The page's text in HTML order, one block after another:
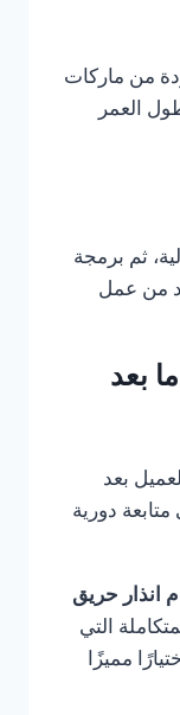
من ماركات
العمر
ثم برمجة
من عمل
بعد
بعد
دورية
انذار حريق
التي
مميزًا